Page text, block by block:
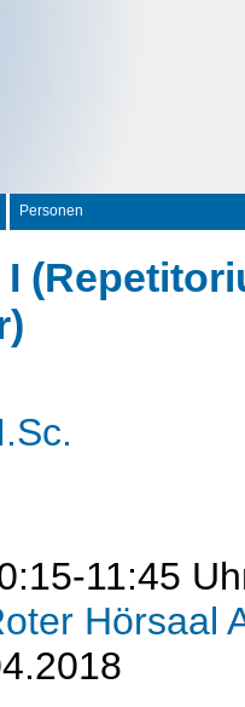
Personen
11:45
Hörsaal